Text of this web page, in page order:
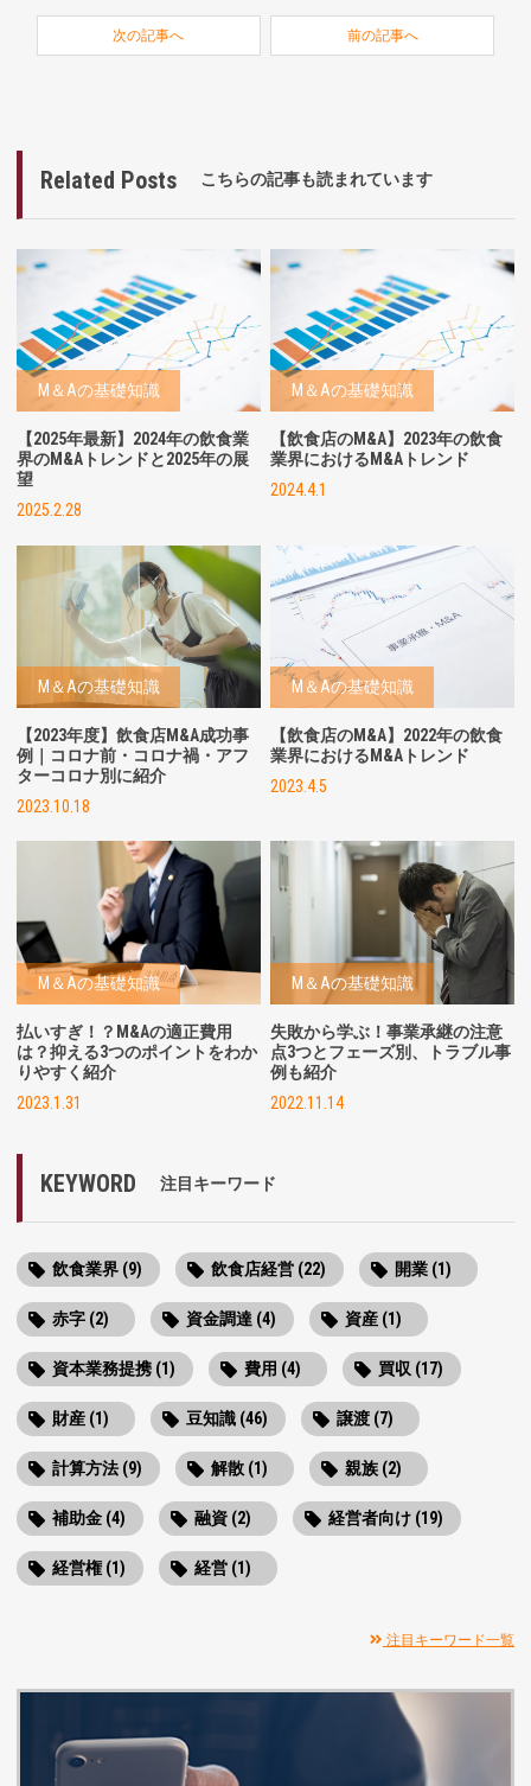
次の記事へ 前の記事へ
Related Posts こちらの記事も読まれています
M＆Aの基礎知識
【2025年最新】2024年の飲食業
界のM&Aトレンドと2025年の展
望
2025.2.28
M＆Aの基礎知識
【飲食店のM&A】2023年の飲食
業界におけるM&Aトレンド
2024.4.1
M＆Aの基礎知識
【2023年度】飲食店M&A成功事
例｜コロナ前・コロナ禍・アフ
ターコロナ別に紹介
2023.10.18
M＆Aの基礎知識
【飲食店のM&A】 2022年の飲食
業界におけるM&Aトレンド
2023.4.5
M＆Aの基礎知識
払いすぎ！？M&Aの適正費用
は？抑える3つのポイントをわか
りやすく紹介
2023.1.31
M＆Aの基礎知識
失敗から学ぶ！事業承継の注意
点3つとフェーズ別、トラブル事
例も紹介
2022.11.14
KEYWORD 注目キーワード
飲食業界 (9) 飲食店経営 (22) 開業 (1)
赤字 (2) 資金調達 (4) 資産 (1)
資本業務提携 (1) 費用 (4) 買収 (17)
財産 (1) 豆知識 (46) 譲渡 (7)
計算方法 (9) 解散 (1) 親族 (2)
補助金 (4) 融資 (2) 経営者向け (19)
経営権 (1) 経営 (1)
注目キーワード一覧